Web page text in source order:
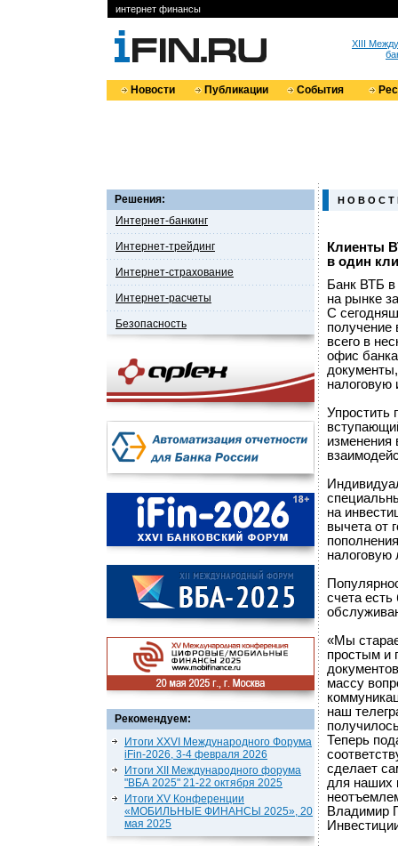
интернет финансы
XIII
Новости Публикации События
Решения:
Интернет-банкинг
Интернет-трейдинг
Интернет-страхование
Интернет-расчеты
Безопасность
Рекомендуем:
Итоги XXVI Международного Форума
iFin-2026, 3-4 февраля 2026
Итоги XII Международного форума
"ВБА 2025" 21-22 октября 2025
Итоги XV Конференции
«МОБИЛЬНЫЕ ФИНАНСЫ 2025», 20
мая 2025
Н О В О С Т
Клиенты
в один
Банк ВТБ
на рынке
С
получение
всего в
офис
налоговую
Упростить
изменения
на
вычета от
налоговую
счета
«Мы
простым и
массу
наш
Теперь
сделает
для наших
Владимир